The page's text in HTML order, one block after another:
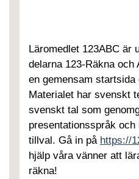
Läromedlet 123ABC är
delarna 123-Räkna och
en gemensam
Materialet har svenskt
svenskt tal som
presentationsspråk
tillval. Gå in på https://
hjälp våra vänner att
räkna!